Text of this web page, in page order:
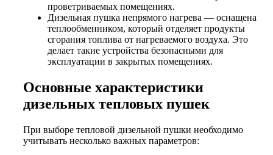
проветриваемых помещениях.
Дизельная пушка непрямого нагрева — оснащена
теплообменником, который отделяет продукты
сгорания топлива от нагреваемого воздуха. Это
делает такие устройства безопасными для
эксплуатации в закрытых помещениях.
Основные характеристики
дизельных тепловых пушек
При выборе тепловой дизельной пушки необходимо
учитывать несколько важных параметров: